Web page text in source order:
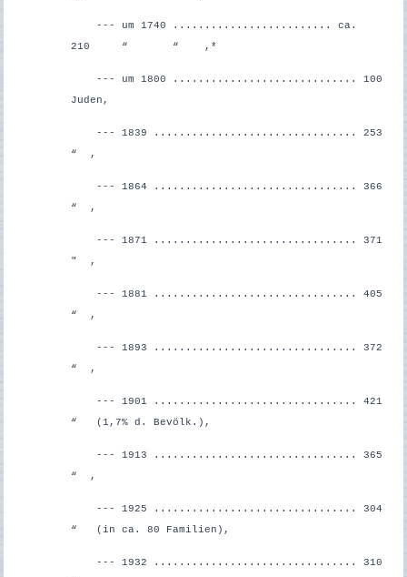
--- um 1740 ......................... ca.
210 “ “ ,*
--- um 1800 ............................. 100
Juden,
--- 1839 ................................ 253
“ ,
--- 1864 ................................ 366
“ ,
--- 1871 ................................ 371
" ,
--- 1881 ................................ 405
“ ,
--- 1893 ................................ 372
“ ,
--- 1901 ................................ 421
“ (1,7% d. Bevölk.),
--- 1913 ................................ 365
“ ,
--- 1925 ................................ 304
“ (in ca. 80 Familien),
--- 1932 ................................ 310